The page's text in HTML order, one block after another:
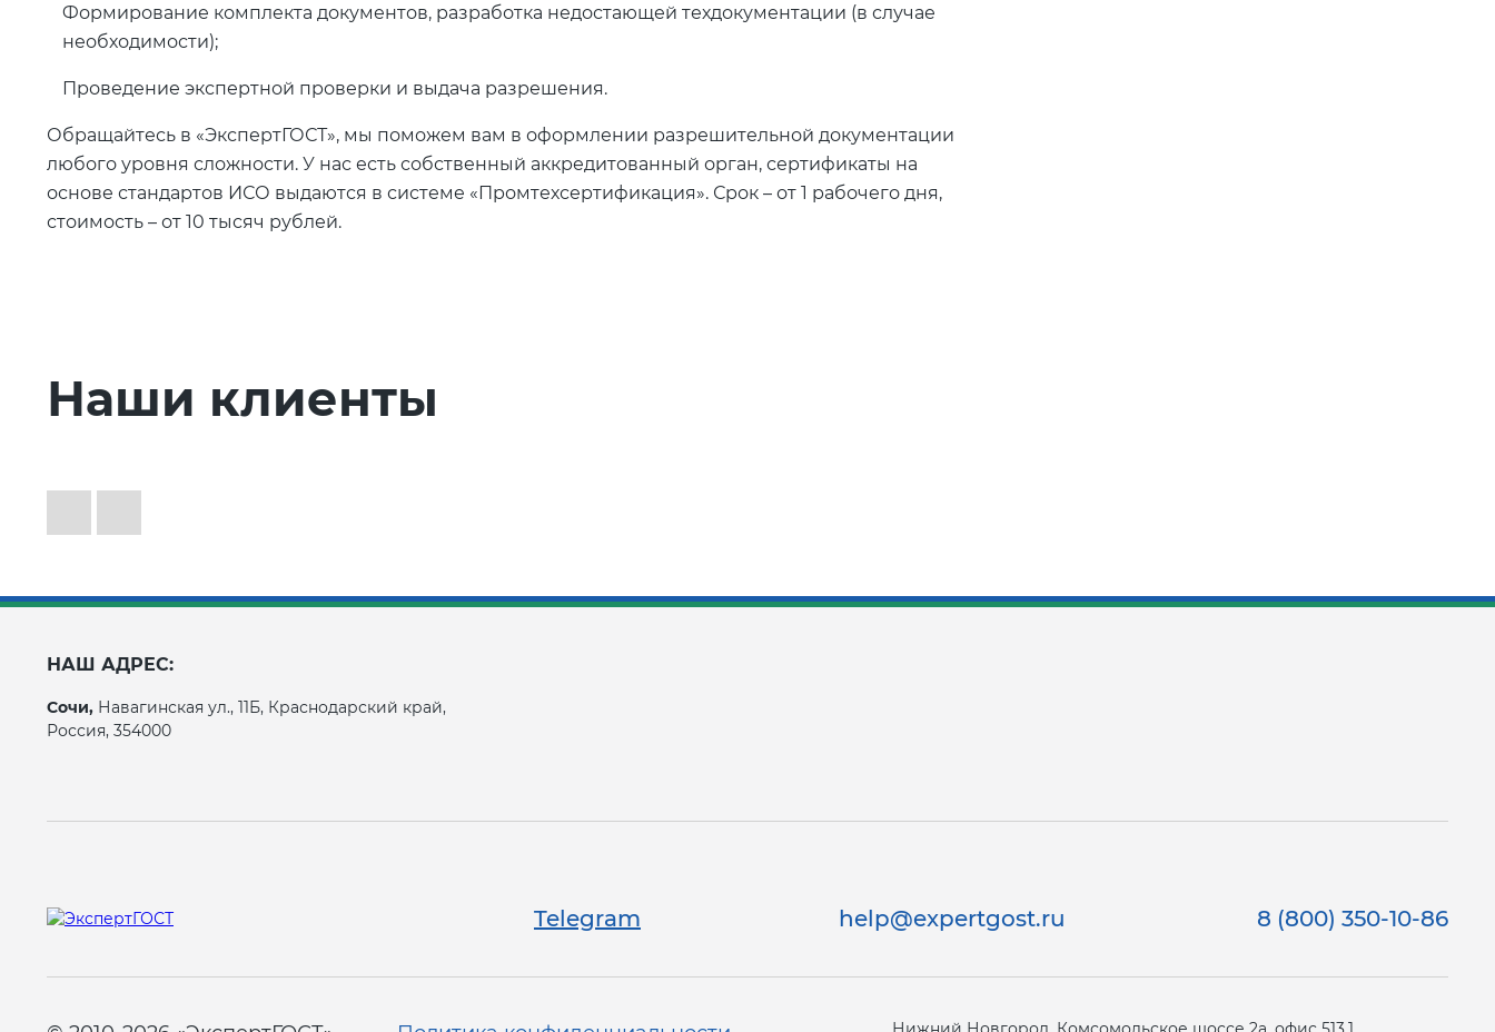
Формирование комплекта документов, разработка недостающей техдокументации (в случае
необходимости);
Проведение экспертной проверки и выдача разрешения.
Обращайтесь в «ЭкспертГОСТ», мы поможем вам в оформлении разрешительной документации
любого уровня сложности. У нас есть собственный аккредитованный орган, сертификаты на
основе стандартов ИСО выдаются в системе «Промтехсертификация». Срок – от 1 рабочего дня,
стоимость – от 10 тысяч рублей.
Наши клиенты
НАШ АДРЕС:
Сочи, Навагинская ул., 11Б, Краснодарский край,
Россия, 354000
Telegram help@expertgost.ru 8 (800) 350-10-86